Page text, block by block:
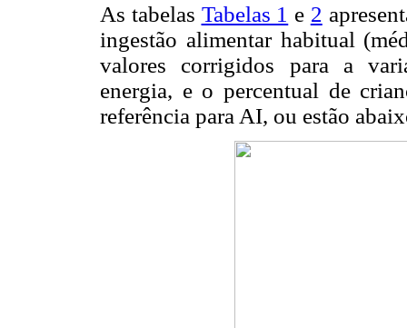
As tabelas Tabelas 1 e 2
ingestão alimentar habitual
valores corrigidos para a
energia, e o percentual de
referência para AI, ou estão